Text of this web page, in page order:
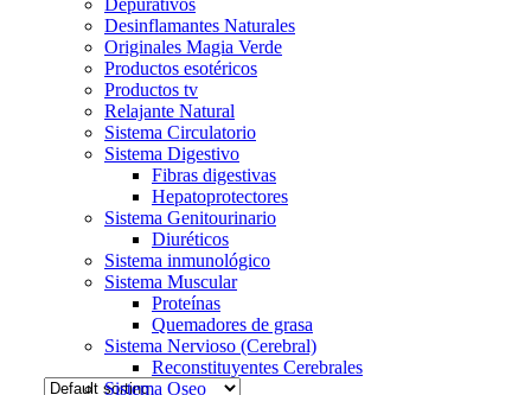
Depurativos
Desinflamantes Naturales
Originales Magia Verde
Productos esotéricos
Productos tv
Relajante Natural
Sistema Circulatorio
Sistema Digestivo
Fibras digestivas
Hepatoprotectores
Sistema Genitourinario
Diuréticos
Sistema inmunológico
Sistema Muscular
Proteínas
Quemadores de grasa
Sistema Nervioso (Cerebral)
Reconstituyentes Cerebrales
Sistema Oseo